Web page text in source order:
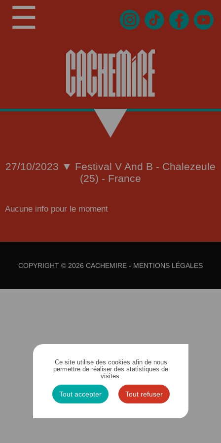
☰
27/10/2023 ▼ Festival V And B - Chalezeule
(25) - France
Aucune info pour le moment
COPYRIGHT © 2026 CACHEMIRE - MENTIONS LÉGALES
Ce site utilise des cookies afin de nous
permettre de réaliser des statistiques de
visites.
Tout accepter Tout refuser